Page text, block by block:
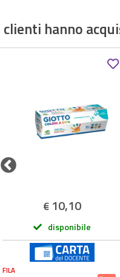
clienti hanno
€ 10,10
disponibile
FILA